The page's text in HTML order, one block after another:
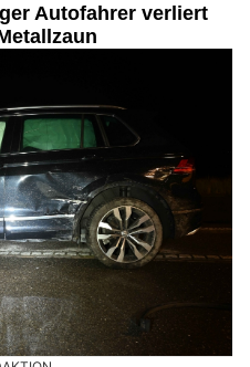
Autofahrer verliert